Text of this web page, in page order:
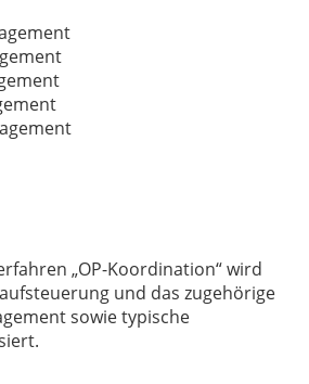
„OP-Koordination“ wird
und das zugehörige
sowie typische